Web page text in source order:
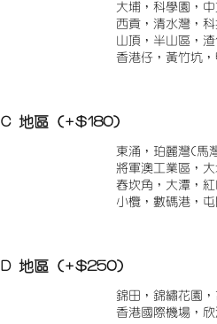
大埔，科學園，
西貢，清水灣，科
山頂，半山區，
香港仔，黃竹坑
C 地區 (+$180)
東涌，珀麗灣(馬
將軍澳工業區，大
舂坎角，大潭，紅
小欖，數碼港，
D 地區 (+$250)
錦田，錦繡花園
香港國際機場，